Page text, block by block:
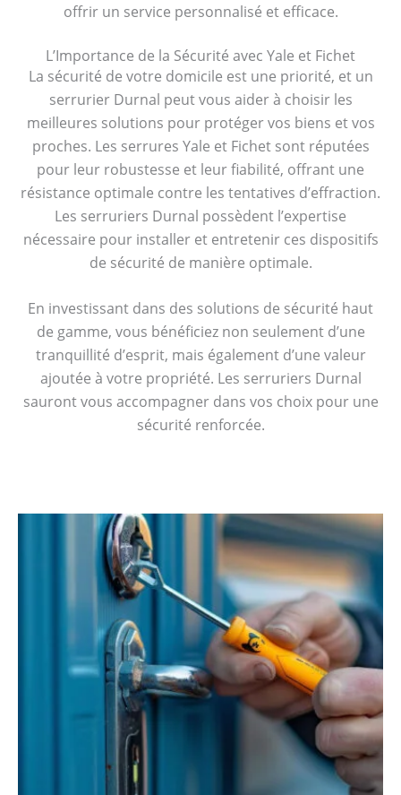
offrir un service personnalisé et efficace.
L’Importance de la Sécurité avec Yale et Fichet
La sécurité de votre domicile est une priorité, et un
serrurier Durnal peut vous aider à choisir les
meilleures solutions pour protéger vos biens et vos
proches. Les serrures Yale et Fichet sont réputées
pour leur robustesse et leur fiabilité, offrant une
résistance optimale contre les tentatives d’effraction.
Les serruriers Durnal possèdent l’expertise
nécessaire pour installer et entretenir ces dispositifs
de sécurité de manière optimale.
En investissant dans des solutions de sécurité haut
de gamme, vous bénéficiez non seulement d’une
tranquillité d’esprit, mais également d’une valeur
ajoutée à votre propriété. Les serruriers Durnal
sauront vous accompagner dans vos choix pour une
sécurité renforcée.